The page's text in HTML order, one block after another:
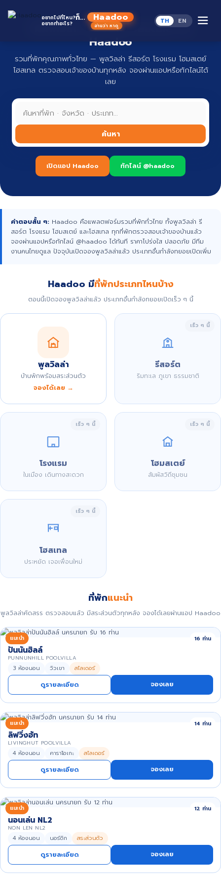
อยากไปที่ไหน?
อยากทำอะไร?
ก็... Haadoo
อ่านว่า หาดู
TH EN
ที่พักทั่วไทย จองง่าย ปลอดภัย กับ
Haadoo
รวมที่พักคุณภาพทั่วไทย — พูลวิลล่า รีสอร์ต โรงแรม โฮมสเตย์
โฮสเทล ตรวจสอบเจ้าของบ้านทุกหลัง จองผ่านแอปหรือทักไลน์ได้
เลย
ค้นหา
เปิดแอป Haadoo ทักไลน์ @haadoo
คำตอบสั้น ๆ: Haadoo คือแพลตฟอร์มรวมที่พักทั่วไทย ทั้งพูลวิลล่า รี
สอร์ต โรงแรม โฮมสเตย์ และโฮสเทล ทุกที่พักตรวจสอบเจ้าของบ้านแล้ว
จองผ่านแอปหรือทักไลน์ @haadoo ได้ทันที ราคาโปร่งใส ปลอดภัย มีทีม
งานคนไทยดูแล ปัจจุบันเปิดจองพูลวิลล่าแล้ว ประเภทอื่นกำลังทยอยเปิดเพิ่ม
Haadoo มีที่พักประเภทไหนบ้าง
ตอนนี้เปิดจองพูลวิลล่าแล้ว ประเภทอื่นกำลังทยอยเปิดเร็ว ๆ นี้
พูลวิลล่า
บ้านพักพร้อมสระส่วนตัว
จองได้เลย →
เร็ว ๆ นี้
รีสอร์ต
ริมทะเล ภูเขา ธรรมชาติ
เร็ว ๆ นี้
โรงแรม
ในเมือง เดินทางสะดวก
เร็ว ๆ นี้
โฮมสเตย์
สัมผัสวิถีชุมชน
เร็ว ๆ นี้
โฮสเทล
ประหยัด เจอเพื่อนใหม่
ที่พักแนะนำ
พูลวิลล่าคัดสรร ตรวจสอบแล้ว มีสระส่วนตัวทุกหลัง จองได้เลยผ่านแอป Haadoo
แนะนำ 16 ท่าน
ปันนันฮิลล์
PUNNUNHILL POOLVILLA
3 ห้องนอน วิวเขา สไลเดอร์
ดูรายละเอียด จองเลย
แนะนำ 14 ท่าน
ลิฟวิ่งฮัท
LIVINGHUT POOLVILLA
4 ห้องนอน คาราโอเกะ สไลเดอร์
ดูรายละเอียด จองเลย
แนะนำ 12 ท่าน
นอนเล่น NL2
NON LEN NL2
4 ห้องนอน นอร์ดิก สระส่วนตัว
ดูรายละเอียด จองเลย